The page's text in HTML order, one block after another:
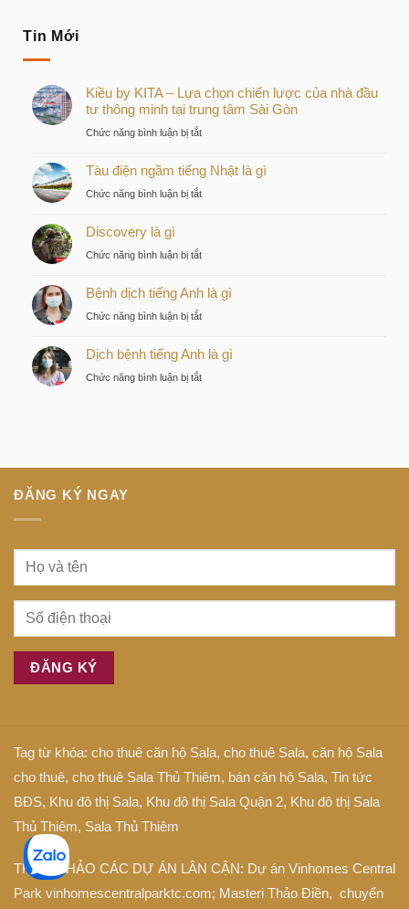
Tin Mới
Kiều by KITA – Lựa chọn chiến lược của nhà đầu
tư thông minh tại trung tâm Sài Gòn
Chức năng bình luận bị tắtở
by
chiến
của
nhà
tư
Tàu điện ngầm tiếng Nhật là gì
Chức năng bình luận bị tắtở
gì
Discovery là gì
Chức năng bình luận bị tắtở
là
Bệnh dịch tiếng Anh là gì
Chức năng bình luận bị tắtở
dịch
Dịch bệnh tiếng Anh là gì
Chức năng bình luận bị tắtở
là
ĐĂNG KÝ NGAY
Tag từ khóa: cho thuê căn hộ Sala, cho thuê Sala, căn hộ Sala
cho thuê, cho thuê Sala Thủ Thiêm, bán căn hộ Sala, Tin tức
BĐS, Khu đô thị Sala, Khu đô thị Sala Quận 2, Khu đô thị Sala
Thủ Thiêm, Sala Thủ Thiêm
THAM KHẢO CÁC DỰ ÁN LÂN CẬN: Dự án Vinhomes Central
Park vinhomescentralparktc.com; Masteri Thảo Điền, chuyển